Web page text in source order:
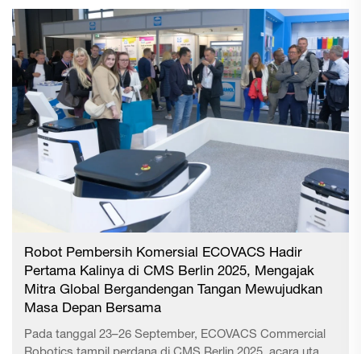
manufaktur dan teknologi negara tersebut, ...
Robot Pembersih Komersial ECOVACS Hadir
Pertama Kalinya di CMS Berlin 2025, Mengajak
Mitra Global Bergandengan Tangan Mewujudkan
Masa Depan Bersama
Pada tanggal 23–26 September, ECOVACS Commercial